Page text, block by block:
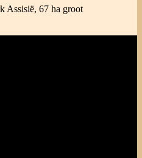
Assisië, 67 ha groot